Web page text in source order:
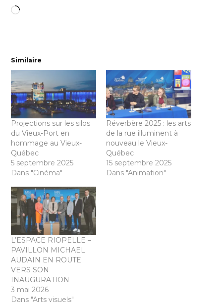
Chargement…
Similaire
Projections sur les silos
du Vieux-Port en
hommage au Vieux-
Québec
5 septembre 2025
Dans "Cinéma"
Réverbère 2025 : les arts
de la rue illuminent à
nouveau le Vieux-
Québec
15 septembre 2025
Dans "Animation"
L’ESPACE RIOPELLE –
PAVILLON MICHAEL
AUDAIN EN ROUTE
VERS SON
INAUGURATION
3 mai 2026
Dans "Arts visuels"